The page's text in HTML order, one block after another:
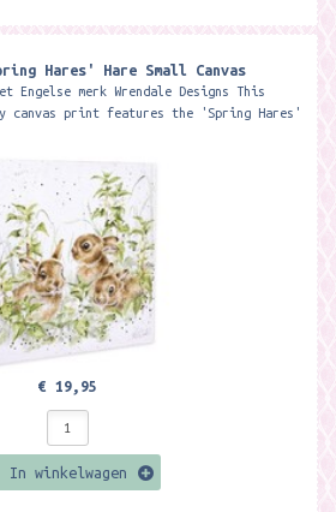
Hares' Hare Small Canvas
Engelse merk Wrendale Designs This
print features the 'Spring Hares'
€ 19,95
In winkelwagen